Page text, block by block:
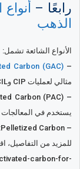
رابعًا –
الذهب
الأنواع الشائعة تشمل:
–
مثالي لعمليات CIP وCIL.
يستخدم في
– Pelletized Carbon: ثابت حراريًا وسهل التخزين.
للمزيد من التفاصيل،
carbon-for-